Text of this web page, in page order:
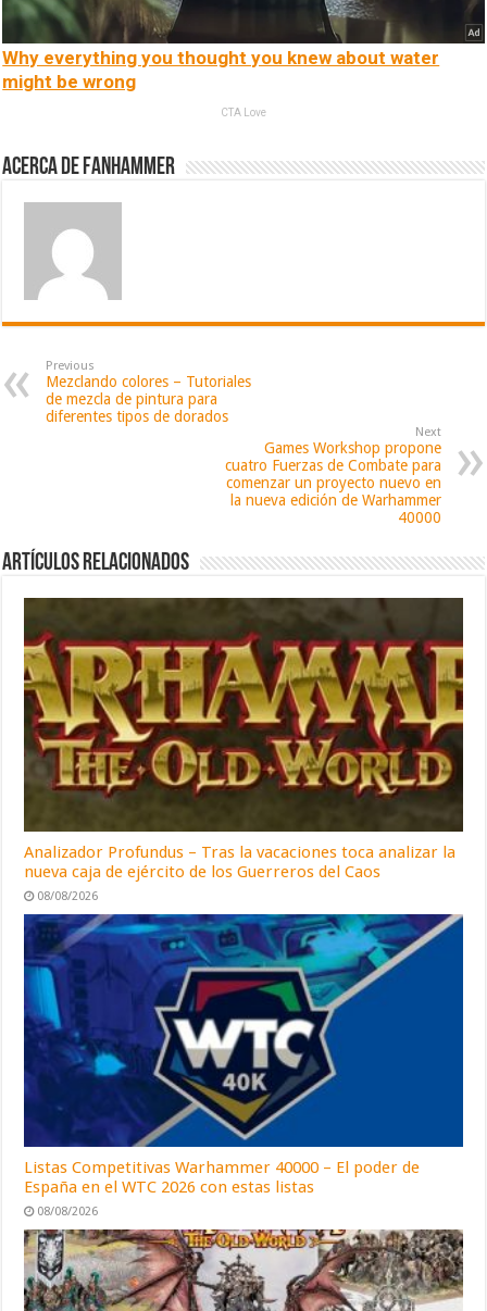
Why everything you thought you knew about water
might be wrong
CTA Love
Acerca de fanhammer
Previous
Mezclando colores – Tutoriales
de mezcla de pintura para
diferentes tipos de dorados
Next
Games Workshop propone
cuatro Fuerzas de Combate para
comenzar un proyecto nuevo en
la nueva edición de Warhammer
40000
Artículos relacionados
Analizador Profundus – Tras la vacaciones toca analizar la
nueva caja de ejército de los Guerreros del Caos
08/08/2026
Listas Competitivas Warhammer 40000 – El poder de
España en el WTC 2026 con estas listas
08/08/2026